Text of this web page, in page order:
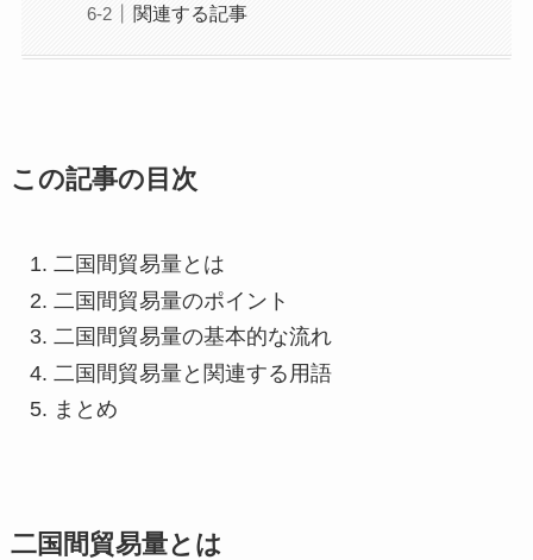
関連する記事
この記事の目次
二国間貿易量とは
二国間貿易量のポイント
二国間貿易量の基本的な流れ
二国間貿易量と関連する用語
まとめ
二国間貿易量とは